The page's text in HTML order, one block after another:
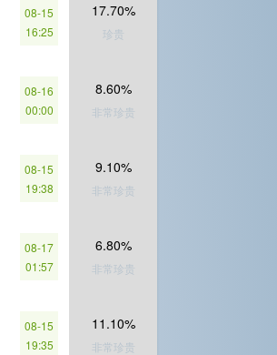
08-15
16:25
17.70%
珍贵
08-16
00:00
8.60%
非常珍贵
08-15
19:38
9.10%
非常珍贵
08-17
01:57
6.80%
非常珍贵
08-15
19:35
11.10%
非常珍贵